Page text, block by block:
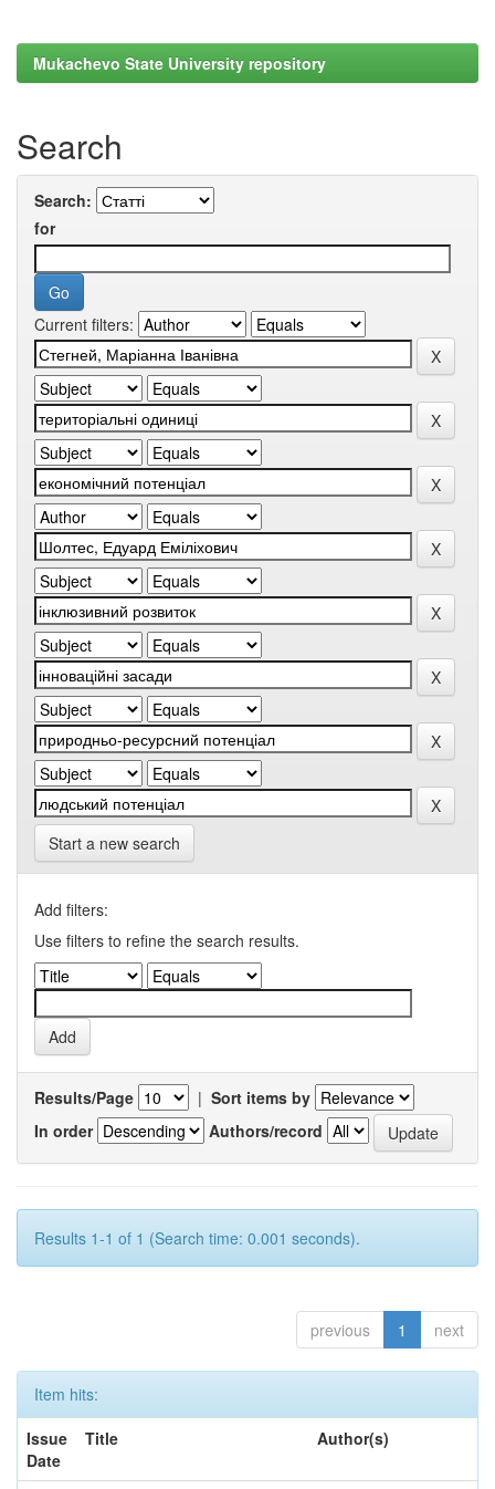
Mukachevo State University repository
Search
Search:
for
Current filters:
Start a new search
Add filters:
Use filters to refine the search results.
Results/Page | Sort items by
In order
Authors/record
Results 1-1 of 1 (Search time: 0.001 seconds).
previous 1 next
Item hits:
Issue
Date
Title Author(s)